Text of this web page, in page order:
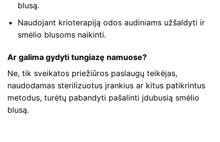
blusą.
Naudojant krioterapiją odos audiniams užšaldyti ir
smėlio blusoms naikinti.
Ar galima gydyti tungiazę namuose?
Ne, tik sveikatos priežiūros paslaugų teikėjas,
naudodamas sterilizuotus įrankius ar kitus patikrintus
metodus, turėtų pabandyti pašalinti įdubusią smėlio
blusą.